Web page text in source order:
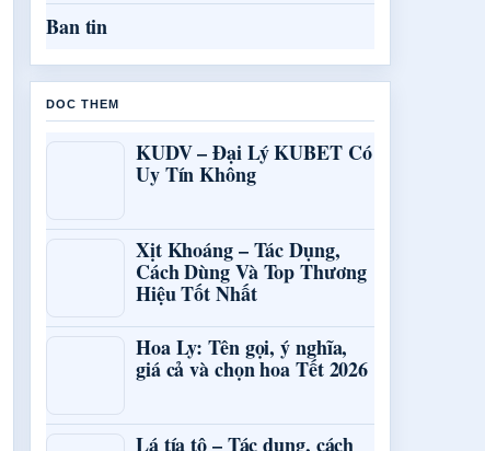
Ban tin
DOC THEM
KUDV – Đại Lý KUBET Có
Uy Tín Không
Xịt Khoáng – Tác Dụng,
Cách Dùng Và Top Thương
Hiệu Tốt Nhất
Hoa Ly: Tên gọi, ý nghĩa,
giá cả và chọn hoa Tết 2026
Lá tía tô – Tác dụng, cách